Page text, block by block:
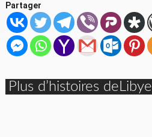
Partager
Plus d’histoires deLibye